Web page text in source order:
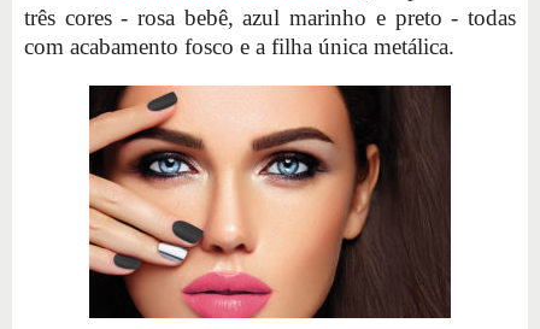
três cores - rosa bebê, azul marinho e preto - todas
com acabamento fosco e a filha única metálica.